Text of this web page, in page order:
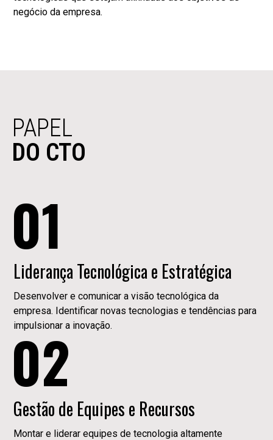
negócio da empresa.
PAPEL
DO CTO
01
Liderança Tecnológica e Estratégica
Desenvolver e comunicar a visão tecnológica da
empresa. Identificar novas tecnologias e tendências para
impulsionar a inovação.
02
Gestão de Equipes e Recursos
Montar e liderar equipes de tecnologia altamente